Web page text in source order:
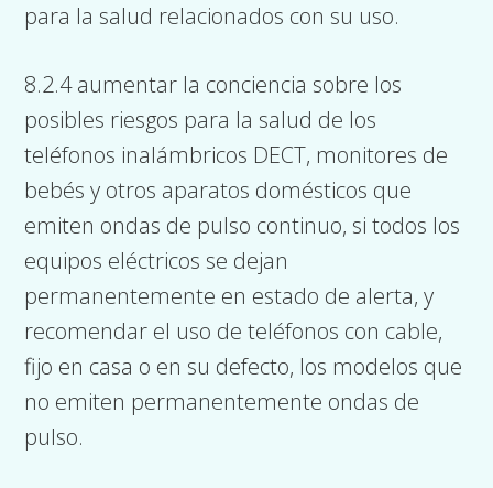
para la salud relacionados con su uso.
8.2.4 aumentar la conciencia sobre los
posibles riesgos para la salud de los
teléfonos inalámbricos DECT, monitores de
bebés y otros aparatos domésticos que
emiten ondas de pulso continuo, si todos los
equipos eléctricos se dejan
permanentemente en estado de alerta, y
recomendar el uso de teléfonos con cable,
fijo en casa o en su defecto, los modelos que
no emiten permanentemente ondas de
pulso.